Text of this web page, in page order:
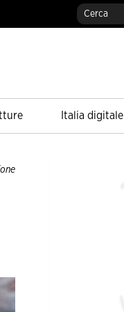
Italia digitale